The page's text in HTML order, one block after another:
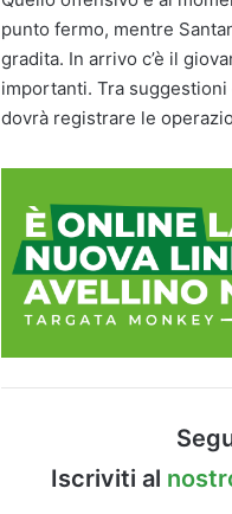
punto fermo, mentre
gradita. In arrivo c’è il
importanti. Tra
dovrà registrare le
Iscriviti al